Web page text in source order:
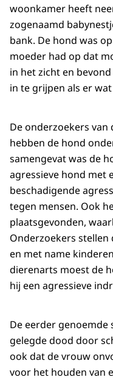
woonkamer heeft
zogenaamd
bank. De hond was
moeder had op dat
in het zicht en
in te grijpen als er
De onderzoekers
hebben de hond
samengevat was de
agressieve hond met
beschadigende
tegen mensen. Ook
plaatsgevonden,
Onderzoekers
en met name
dierenarts moest de
hij een agressieve
De eerder
gelegde dood door
ook dat de vrouw
voor het houden van